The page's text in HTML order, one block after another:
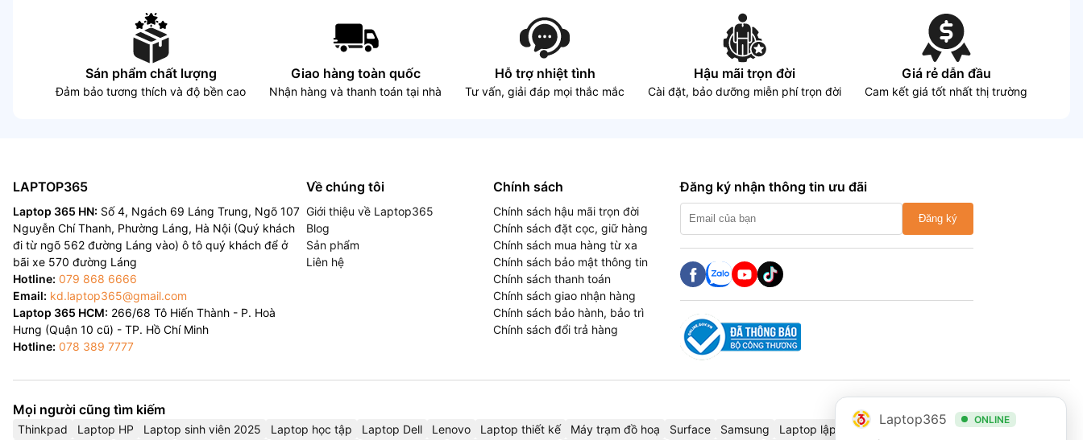
Sán phẩm chất lượng
Đảm bảo tương thích và độ bền cao
Giao hàng toàn quốc
Nhận hàng và thanh toán tại nhà
Hỗ trợ nhiệt tình
Tư vấn, giải đáp mọi thắc mắc
Hậu mãi trọn đời
Cài đặt, bảo dưỡng miễn phí trọn đời
Giá rẻ dẫn đầu
Cam kết giá tốt nhất thị trường
LAPTOP365
Laptop 365 HN: Số 4, Ngách 69 Láng Trung, Ngõ 107
Nguyễn Chí Thanh, Phường Láng, Hà Nội (Quý khách
đi từ ngõ 562 đường Láng vào) ô tô quý khách để ở
bãi xe 570 đường Láng
Hotline: 079 868 6666
Email: kd.laptop365@gmail.com
Laptop 365 HCM: 266/68 Tô Hiến Thành - P. Hoà
Hưng (Quận 10 cũ) - TP. Hồ Chí Minh
Hotline: 078 389 7777
Về chúng tôi
Giới thiệu về Laptop365
Blog
Sản phẩm
Liên hệ
Chính sách
Chính sách hậu mãi trọn đời
Chính sách đặt cọc, giữ hàng
Chính sách mua hàng từ xa
Chính sách bảo mật thông tin
Chính sách thanh toán
Chính sách giao nhận hàng
Chính sách bảo hành, bảo trì
Chính sách đổi trả hàng
Đăng ký nhận thông tin ưu đãi
Đăng ký
Mọi người cũng tìm kiếm
Thinkpad Laptop HP Laptop sinh viên 2025 Laptop học tập Laptop Dell Lenovo Laptop thiết kế Máy trạm đồ hoạ Surface Samsung Laptop lập trình Cáp chuyển đổi Thinkbook
Laptop365 ONLINE